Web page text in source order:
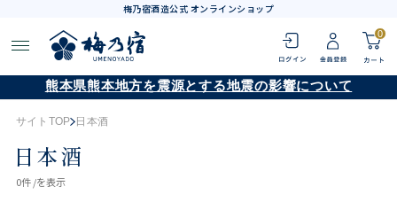
梅乃宿酒造公式 オンラインショップ
0
熊本県熊本地方を震源とする地震の影響について
サイトTOP 日本酒
日本酒
0件 /を表示